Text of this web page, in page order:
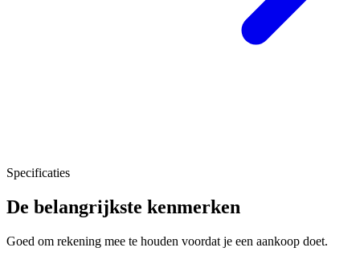
Specificaties
De belangrijkste kenmerken
Goed om rekening mee te houden voordat je een aankoop doet.